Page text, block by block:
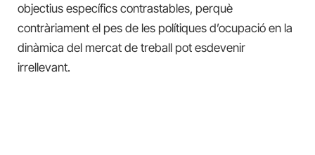
objectius específics contrastables, perquè
contràriament el pes de les polítiques d’ocupació en la
dinàmica del mercat de treball pot esdevenir
irrellevant.